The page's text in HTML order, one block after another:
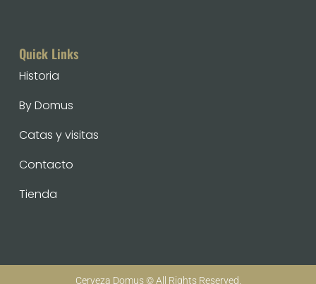
Quick Links
Historia
By Domus
Catas y visitas
Contacto
Tienda
Cerveza Domus © All Rights Reserved.